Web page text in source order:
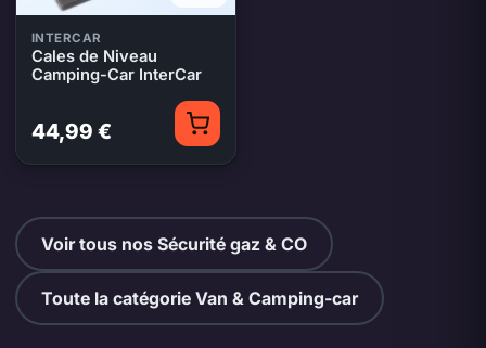
INTERCAR
Cales de Niveau
Camping-Car InterCar
44,99 €
Voir tous nos Sécurité gaz & CO
Toute la catégorie Van & Camping-car